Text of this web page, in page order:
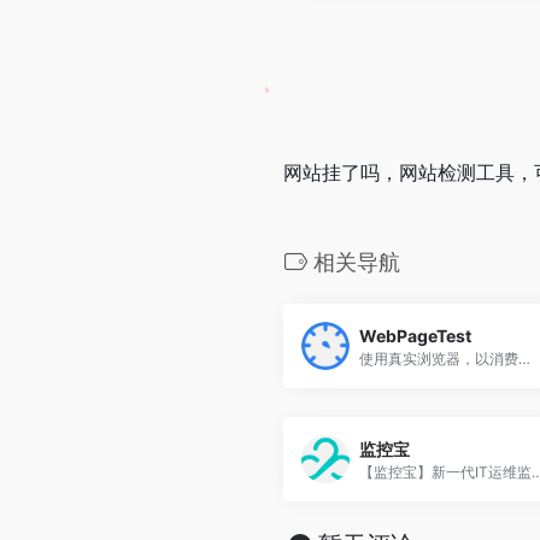
网站挂了吗，网站检测工具
相关导航
WebPageTest
使用真实浏览器，以消费者连接速度运行全球免费网站速度测试，并提供详细的优化建议。
监控宝
【监控宝】新